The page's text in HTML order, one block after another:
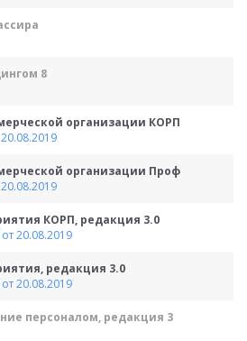
8
организации КОРП
организации Проф
КОРП, редакция 3.0
20.08.2019
редакция 3.0
20.08.2019
персоналом, редакция 3